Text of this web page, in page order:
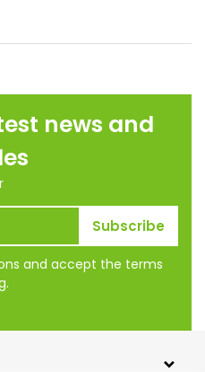
news and
and accept the terms